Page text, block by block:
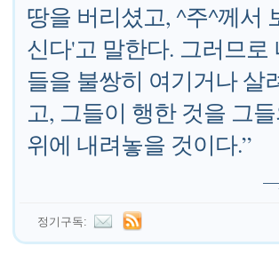
땅을 버리셨고, ^주^께서
신다'고 말한다. 그러므로
들을 불쌍히 여기거나 살
고, 그들이 행한 것을 그
위에 내려놓을 것이다.”
—
정기구독: